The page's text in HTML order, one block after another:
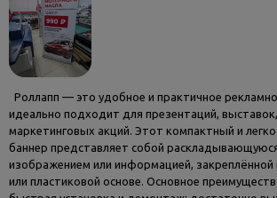
Роллапп — это удобное и практичное
идеально подходит для презентаций,
маркетинговых акций. Этот компактный и
баннер представляет собой
изображением или информацией, закреплённой
или пластиковой основе. Основное